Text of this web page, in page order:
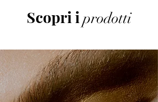
Scopri iprodotti